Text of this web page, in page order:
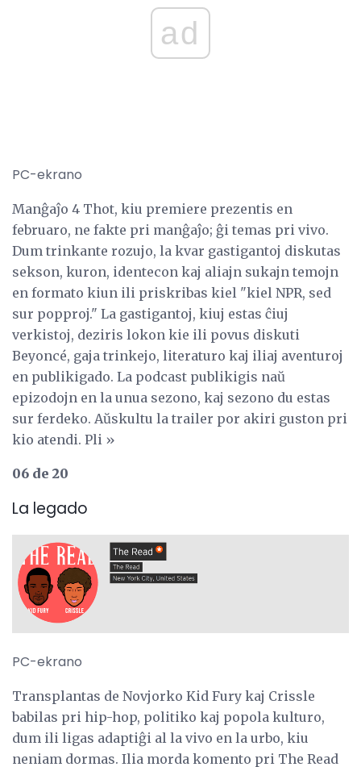
ad
PC-ekrano
Manĝaĵo 4 Thot, kiu premiere prezentis en
februaro, ne fakte pri manĝaĵo; ĝi temas pri vivo.
Dum trinkante rozujo, la kvar gastigantoj diskutas
sekson, kuron, identecon kaj aliajn sukajn temojn
en formato kiun ili priskribas kiel "kiel NPR, sed
sur popproj." La gastigantoj, kiuj estas ĉiuj
verkistoj, deziris lokon kie ili povus diskuti
Beyoncé, gaja trinkejo, literaturo kaj iliaj aventuroj
en publikigado. La podcast publikigis naŭ
epizodojn en la unua sezono, kaj sezono du estas
sur ferdeko. Aŭskultu la trailer por akiri guston pri
kio atendi. Pli »
06 de 20
La legado
PC-ekrano
Transplantas de Novjorko Kid Fury kaj Crissle
babilas pri hip-hop, politiko kaj popola kulturo,
dum ili ligas adaptiĝi al la vivo en la urbo, kiu
neniam dormas. Ilia morda komento pri The Read